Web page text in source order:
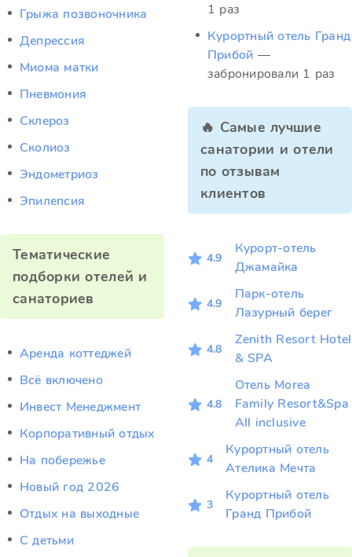
Грыжа позвоночника
Депрессия
Миома матки
Пневмония
Склероз
Сколиоз
Эндометриоз
Эпилепсия
Тематические
подборки отелей и
санаториев
Аренда коттеджей
Всё включено
Инвест Менеджмент
Корпоративный отдых
На побережье
Новый год 2026
Отдых на выходные
С детьми
1 раз
Курортный отель Гранд
Прибой —
забронировали 1 раз
🔥 Самые лучшие
санатории и отели
по отзывам
клиентов
4.9
Курорт-отель
Джамайка
4.9
Парк-отель
Лазурный берег
4.8
Zenith Resort Hotel
& SPA
4.8
Отель Morea
Family Resort&Spa
All inclusive
4
Курортный отель
Ателика Мечта
3
Курортный отель
Гранд Прибой